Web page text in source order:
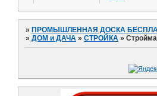
» ПРОМЫШЛЕННАЯ ДОСКА
»ДОМ и ДАЧА »СТРОЙКА »